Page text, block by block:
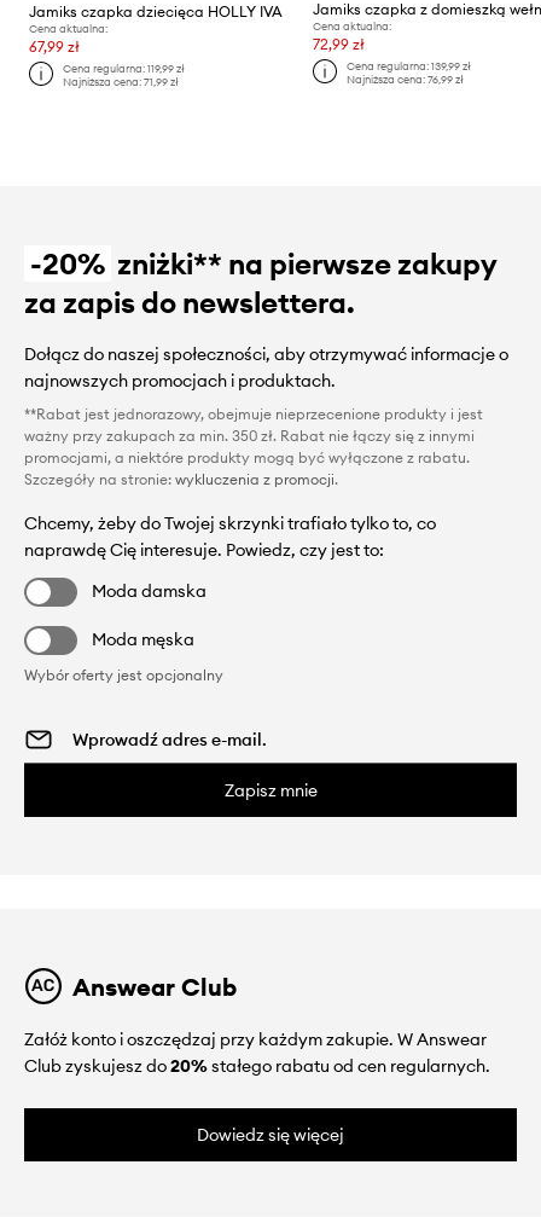
Jamiks czapka dziecięca HOLLY IVA
Cena aktualna:
67,99 zł
Cena regularna:119,99 zł
Najniższa cena:71,99 zł
Cena aktualna:
72,99 zł
Cena regularna: 139,99 zł
Najniższa cena: 76,99 zł
-20% zniżki** na pierwsze zakupy
za zapis do newslettera.
Dołącz do naszej społeczności, aby otrzymywać informacje o
najnowszych promocjach i produktach.
**Rabat jest jednorazowy, obejmuje nieprzecenione produkty i jest
ważny przy zakupach za min. 350 zł. Rabat nie łączy się z innymi
promocjami, a niektóre produkty mogą być wyłączone z rabatu.
Szczegóły na stronie: wykluczenia z promocji.
Chcemy, żeby do Twojej skrzynki trafiało tylko to, co
naprawdę Cię interesuje. Powiedz, czy jest to:
Moda damska
Moda męska
Wybór oferty jest opcjonalny
Zapisz mnie
Answear Club
Załóż konto i oszczędzaj przy każdym zakupie. W Answear
Club zyskujesz do20%stałego rabatu od cen regularnych.
Dowiedz się więcej